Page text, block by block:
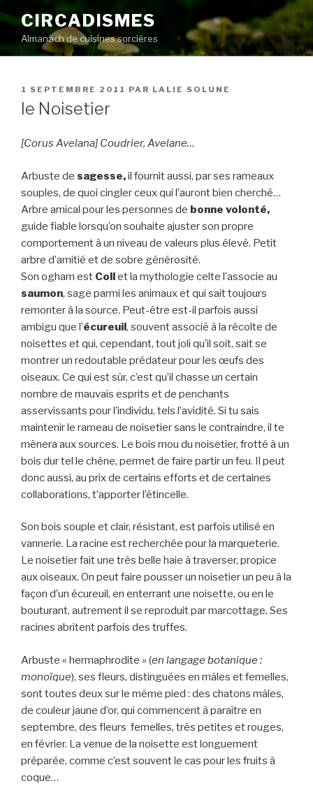
au
contenu
principal
CIRCADISMES
Almanach de cuisines sorcières
PUBLIÉ
LE
1 SEPTEMBRE 2011 PAR LALIE SOLUNE
le Noisetier
[Corus Avelana] Coudrier, Avelane…
Arbuste de sagesse,il fournit aussi, par ses rameaux
souples, de quoi cingler ceux qui l’auront bien cherché…
Arbre amical pour les personnes de bonne volonté,
guide fiable lorsqu’on souhaite ajuster son propre
comportement à un niveau de valeurs plus élevé. Petit
arbre d’amitié et de sobre générosité.
Son ogham est Collet la mythologie celte l’associe au
saumon, sage parmi les animaux et qui sait toujours
remonter à la source. Peut-être est-il parfois aussi
ambigu que l’écureuil, souvent associé à la récolte de
noisettes et qui, cependant, tout joli qu’il soit, sait se
montrer un redoutable prédateur pour les œufs des
oiseaux. Ce qui est sûr, c’est qu’il chasse un certain
nombre de mauvais esprits et de penchants
asservissants pour l’individu, tels l’avidité. Si tu sais
maintenir le rameau de noisetier sans le contraindre, il te
mènera aux sources. Le bois mou du noisetier, frotté à un
bois dur tel le chêne, permet de faire partir un feu. Il peut
donc aussi, au prix de certains efforts et de certaines
collaborations, t’apporter l’étincelle.
Son bois souple et clair, résistant, est parfois utilisé en
vannerie. La racine est recherchée pour la marqueterie.
Le noisetier fait une très belle haie à traverser, propice
aux oiseaux. On peut faire pousser un noisetier un peu à la
façon d’un écureuil, en enterrant une noisette, ou en le
bouturant, autrement il se reproduit par marcottage. Ses
racines abritent parfois des truffes.
Arbuste « hermaphrodite » (en langage botanique :
monoïque), ses fleurs, distinguées en mâles et femelles,
sont toutes deux sur le même pied : des chatons mâles,
de couleur jaune d’or, qui commencent à paraître en
septembre, des fleurs femelles, très petites et rouges,
en février. La venue de la noisette est longuement
préparée, comme c’est souvent le cas pour les fruits à
coque…